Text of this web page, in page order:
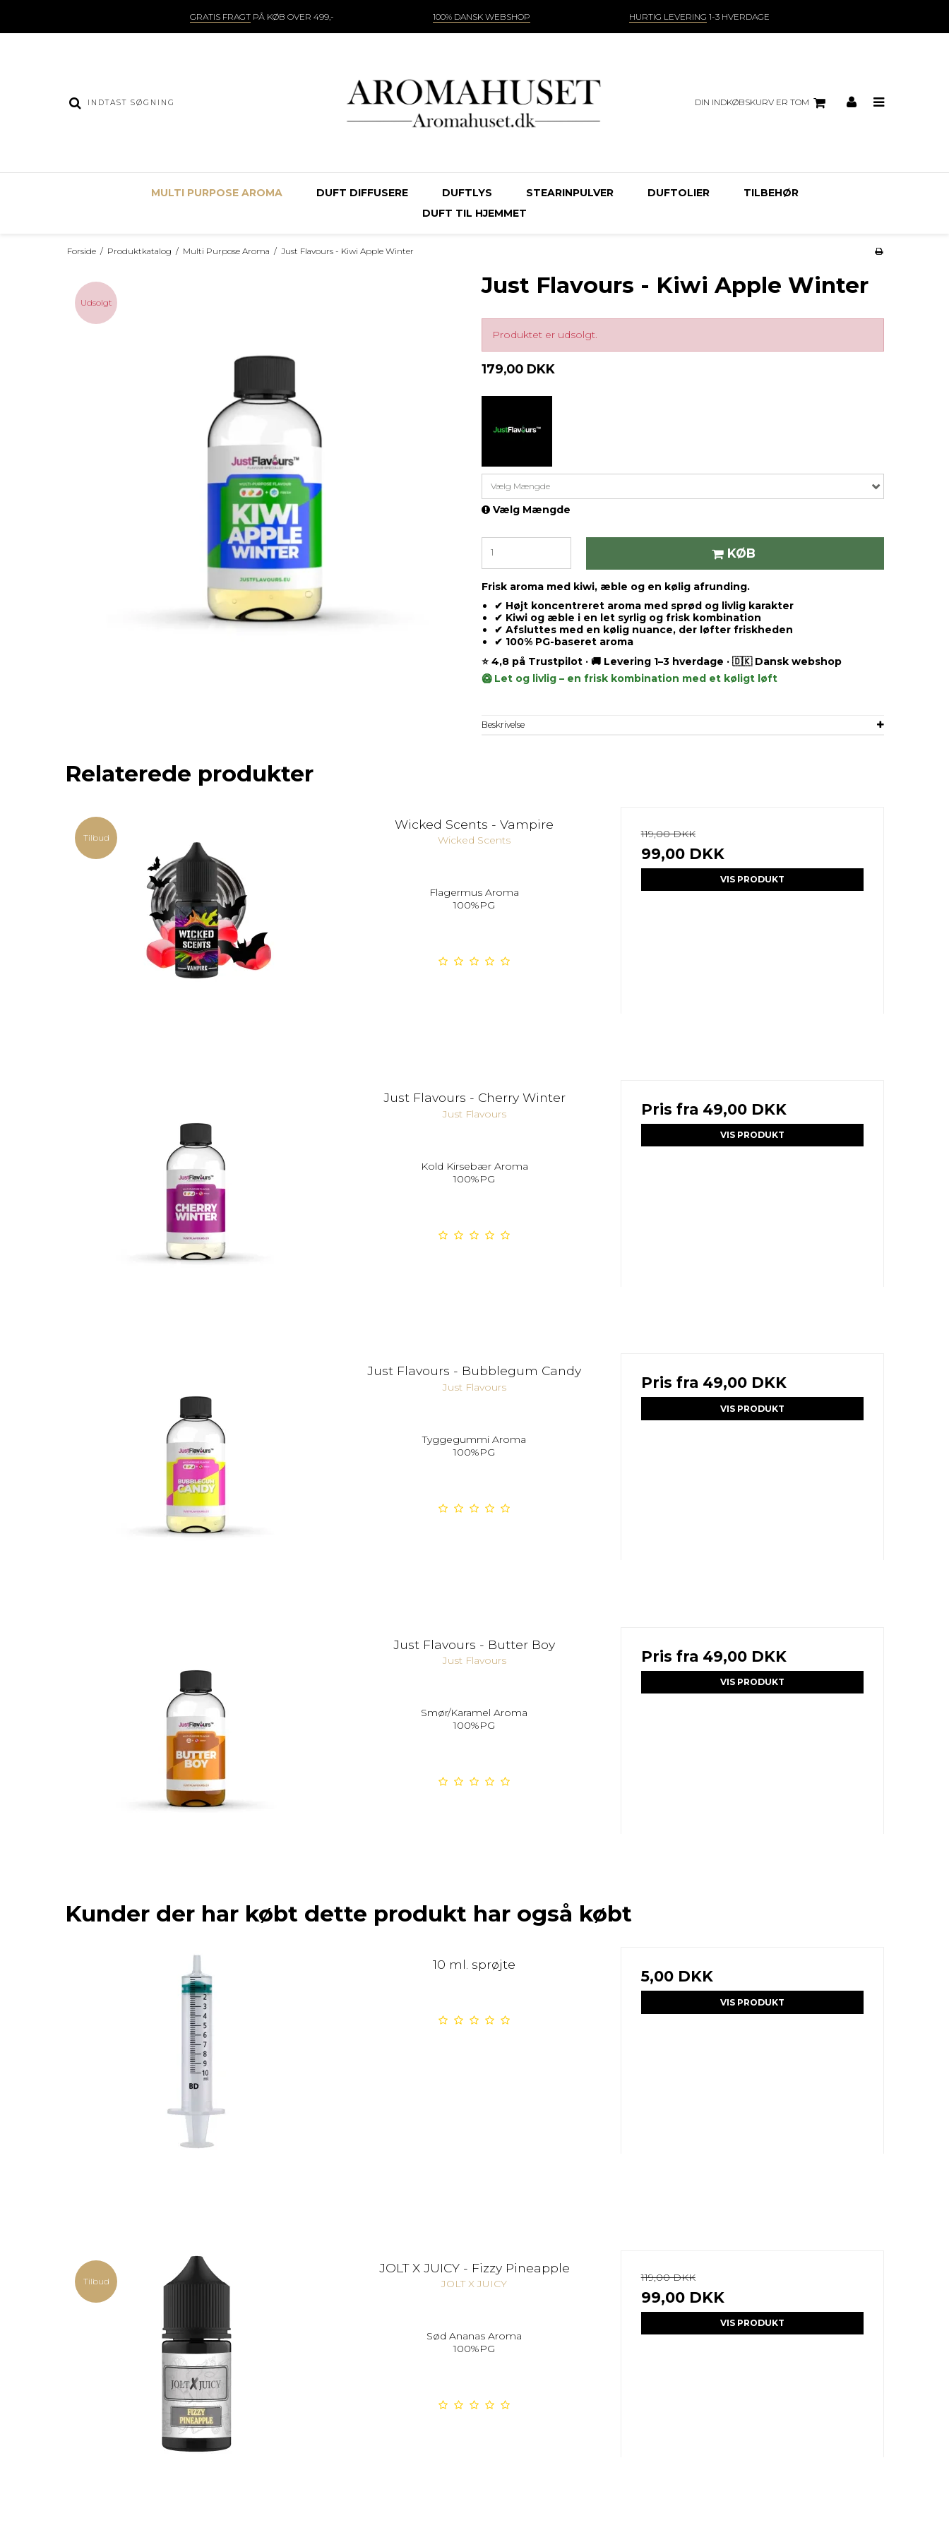
GRATIS FRAGTPÅ KØB OVER 499,- 100% DANSK WEBSHOP HURTIG LEVERING 1-3 HVERDAGE
DIN INDKØBSKURV ER TOM
MULTI PURPOSE AROMA DUFT DIFFUSERE DUFTLYS STEARINPULVER DUFTOLIER
TILBEHØR
DUFT TIL HJEMMET
Forside / Produktkatalog / Multi Purpose Aroma / Just Flavours - Kiwi Apple Winter
Udsolgt
Just Flavours - Kiwi Apple Winter
Produktet er udsolgt.
179,00 DKK
Vælg Mængde
Vælg Mængde
KØB
Frisk aroma med kiwi, æble og en kølig afrunding.
✔ Højt koncentreret aroma med sprød og livlig karakter
✔ Kiwi og æble i en let syrlig og frisk kombination
✔ Afsluttes med en kølig nuance, der løfter friskheden
✔ 100% PG-baseret aroma
⭐ 4,8 på Trustpilot · 🚚 Levering 1–3 hverdage · 🇩🇰 Dansk webshop
🥝 Let og livlig – en frisk kombination med et køligt løft
Beskrivelse
Relaterede produkter
Tilbud
Wicked Scents - Vampire
Wicked Scents
Flagermus Aroma
100%PG
119,00 DKK
99,00 DKK
VIS PRODUKT
Just Flavours - Cherry Winter
Just Flavours
Kold Kirsebær Aroma
100%PG
Pris fra 49,00 DKK
VIS PRODUKT
Just Flavours - Bubblegum Candy
Just Flavours
Tyggegummi Aroma
100%PG
Pris fra 49,00 DKK
VIS PRODUKT
Just Flavours - Butter Boy
Just Flavours
Smør/Karamel Aroma
100%PG
Pris fra 49,00 DKK
VIS PRODUKT
Kunder der har købt dette produkt har også købt
10 ml. sprøjte
5,00 DKK
VIS PRODUKT
Tilbud
JOLT X JUICY - Fizzy Pineapple
JOLT X JUICY
Sød Ananas Aroma
100%PG
119,00 DKK
99,00 DKK
VIS PRODUKT